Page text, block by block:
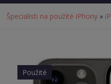
Špecialisti na použité iPhony »
Použité